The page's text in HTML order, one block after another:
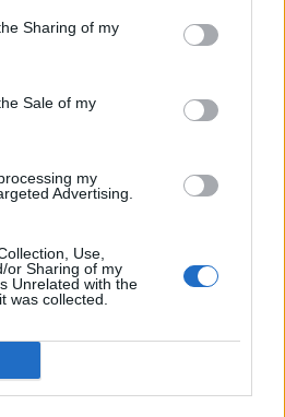
Sharing of my
Sale of my
my
Advertising.
Use,
or Sharing of my
Unrelated with the
was collected.
és javítások
szociális